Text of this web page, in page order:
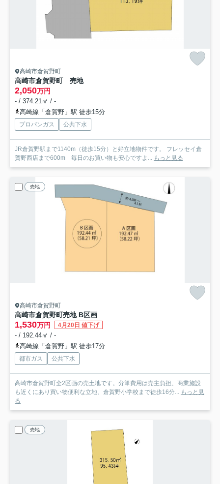
高崎市倉賀野町
高崎市倉賀野町 売地
2,050万円
- / 374.21㎡ / -
高崎線「倉賀野」駅 徒歩15分
プロパンガス 公共下水
JR倉賀野駅まで1140m（徒歩15分）と好立地物件です。 フレッセイ倉
賀野西店まで600m 毎日のお買い物も安心ですよ... もっと見る
売地
高崎市倉賀野町
高崎市倉賀野町売地 B区画
1,530万円 4月20日 値下げ
- / 192.44㎡ / -
高崎線「倉賀野」駅 徒歩17分
都市ガス 公共下水
高崎市倉賀野町全2区画の売土地です。分筆費用は売主負担、商業施設
も近くにあり買い物便利な立地、倉賀野小学校まで徒歩16分... もっと見
る
売地